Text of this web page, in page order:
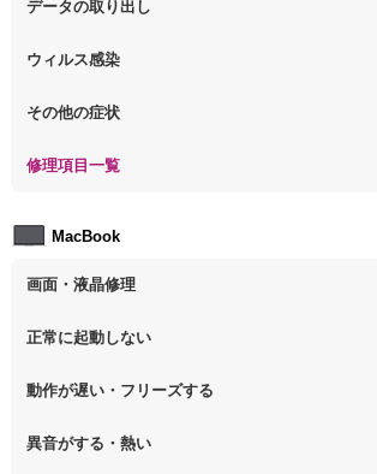
【ノートパソコン】修復モードから復旧できない
【ノートパソコン】その他の起動しない問題
データの取り出し
【ノートパソコン】起動しないPCのデータを復旧
ウィルス感染
【ノートパソコン】特定のプログラムを削除したい
【ノートパソコン】ウィルス感染のその他の問題
その他の症状
【ノートパソコン】事例紹介
修理項目一覧
【ノートパソコン】電源故障
【ノートパソコン】液晶ディスプレイ交換
【ノートパソコン】マザーボード修理
【ノートパソコン】SSD換装
MacBook
画面・液晶修理
【macbook】画面の割れ・破損
かしい、チラつく等)
正常に起動しない
【macbook】電源ボタンを押しても反応が無い
動作が遅い・フリーズする
異音がする・熱い